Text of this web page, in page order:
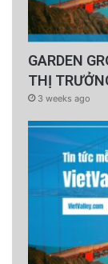
GARDEN
THỊ
3 weeks ago